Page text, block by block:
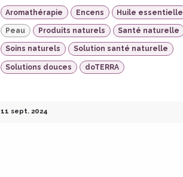
Aromathérapie Encens Huile essentielle
Peau Produits naturels Santé naturelle
Soins naturels Solution santé naturelle
Solutions douces doTERRA
11 sept. 2024